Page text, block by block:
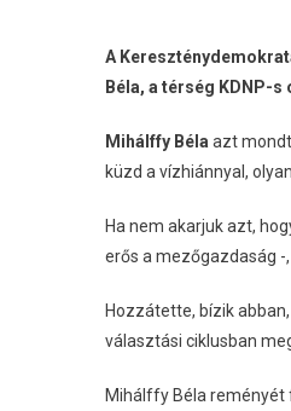
A
Béla, a térség KDNP-
Mihálffy Béla azt
küzd a vízhiánnyal,
Ha nem akarjuk azt,
erős a mezőgazdaság
Hozzátette, bízik
választási ciklusban
Mihálffy Béla reményét